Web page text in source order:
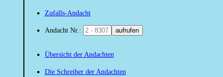
Zufalls-Andacht
Andacht Nr.: aufrufen
Übersicht der Andachten
Die Schreiber der Andachten